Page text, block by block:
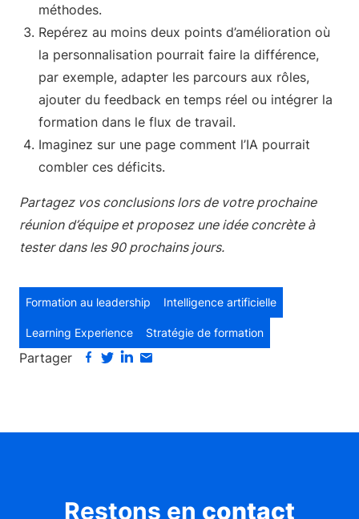
méthodes.
Repérez au moins deux points d’amélioration où
la personnalisation pourrait faire la différence,
par exemple, adapter les parcours aux rôles,
ajouter du feedback en temps réel ou intégrer la
formation dans le flux de travail.
Imaginez sur une page comment l’IA pourrait
combler ces déficits.
Partagez vos conclusions lors de votre prochaine
réunion d’équipe et proposez une idée concrète à
tester dans les 90 prochains jours.
Formation au leadership Intelligence artificielle
Learning Experience Stratégie de formation
Partager
Restons en contact